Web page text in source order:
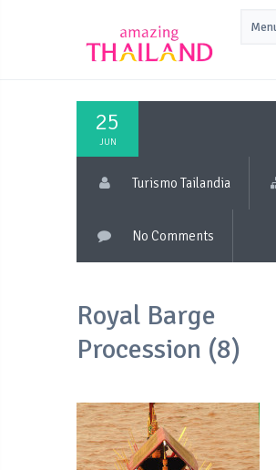
25
JUN
Turismo Tailandia
No Comments
Royal Barge
Procession (8)